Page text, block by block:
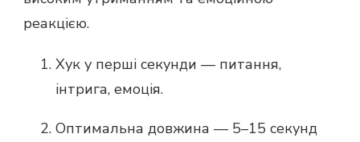
реакцією.
Хук у перші секунди — питання,
інтрига, емоція.
Оптимальна довжина — 5–15 секунд